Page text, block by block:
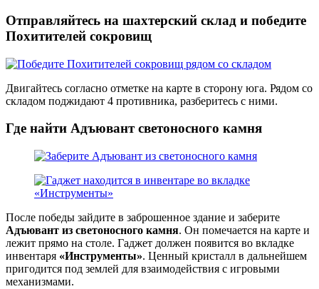
Отправляйтесь на шахтерский склад и победите
Похитителей сокровищ
Двигайтесь согласно отметке на карте в сторону юга. Рядом со
складом поджидают 4 противника, разберитесь с ними.
Где найти Адъювант светоносного камня
После победы зайдите в заброшенное здание и заберите
Адъювант из светоносного камня. Он помечается на карте и
лежит прямо на столе. Гаджет должен появится во вкладке
инвентаря «Инструменты». Ценный кристалл в дальнейшем
пригодится под землей для взаимодействия с игровыми
механизмами.